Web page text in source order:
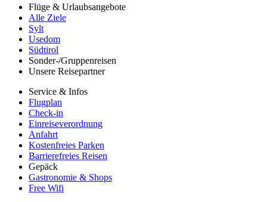
Flüge & Urlaubsangebote
Alle Ziele
Sylt
Usedom
Südtirol
Sonder-/Gruppenreisen
Unsere Reisepartner
Service & Infos
Flugplan
Check-in
Einreiseverordnung
Anfahrt
Kostenfreies Parken
Barrierefreies Reisen
Gepäck
Gastronomie & Shops
Free Wifi